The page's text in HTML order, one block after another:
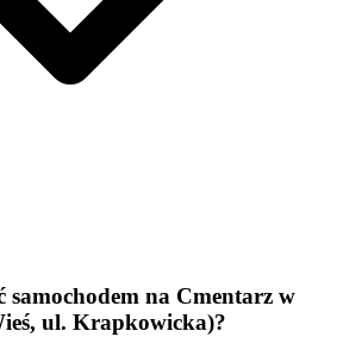
samochodem na Cmentarz w
ul. Krapkowicka)?